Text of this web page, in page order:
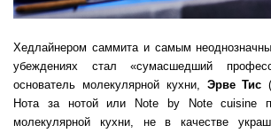
Хедлайнером саммита и самым
убеждениях стал «сумасшедший
основатель молекулярной кухни, Эрве Тис
Нота за нотой или Note by Note cuisine
молекулярной кухни, не в качестве